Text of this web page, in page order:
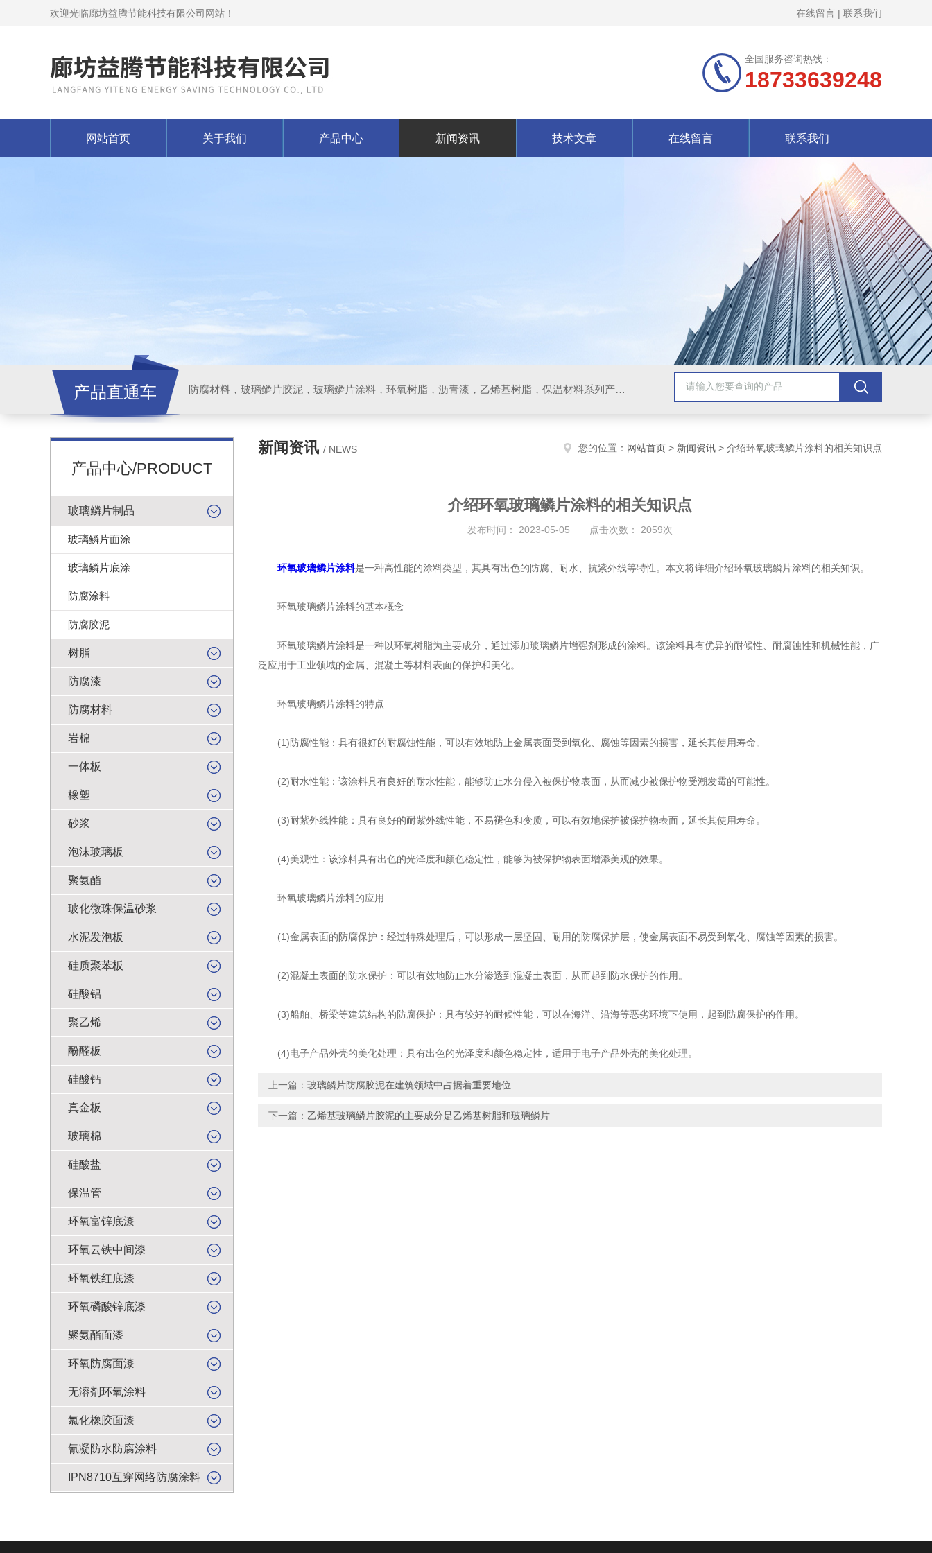
欢迎光临廊坊益腾节能科技有限公司网站！ 在线留言 | 联系我们
全国服务咨询热线：
18733639248
网站首页 关于我们 产品中心 新闻资讯 技术文章 在线留言 联系我们
产品直通车 防腐材料，玻璃鳞片胶泥，玻璃鳞片涂料，环氧树脂，沥青漆，乙烯基树脂，保温材料系列产品。
产品中心/PRODUCT
玻璃鳞片制品
玻璃鳞片面涂
玻璃鳞片底涂
防腐涂料
防腐胶泥
树脂
防腐漆
防腐材料
岩棉
一体板
橡塑
砂浆
泡沫玻璃板
聚氨酯
玻化微珠保温砂浆
水泥发泡板
硅质聚苯板
硅酸铝
聚乙烯
酚醛板
硅酸钙
真金板
玻璃棉
硅酸盐
保温管
环氧富锌底漆
环氧云铁中间漆
环氧铁红底漆
环氧磷酸锌底漆
聚氨酯面漆
环氧防腐面漆
无溶剂环氧涂料
氯化橡胶面漆
氰凝防水防腐涂料
IPN8710互穿网络防腐涂料
新闻资讯 / NEWS 您的位置： 网站首页 > 新闻资讯 > 介绍环氧玻璃鳞片涂料的相关知识点
介绍环氧玻璃鳞片涂料的相关知识点
发布时间： 2023-05-05 点击次数： 2059次
环氧玻璃鳞片涂料是一种高性能的涂料类型，其具有出色的防腐、耐水、抗紫外线等特性。本文将详细介绍环氧玻璃鳞片涂料的相关知识。
环氧玻璃鳞片涂料的基本概念
环氧玻璃鳞片涂料是一种以环氧树脂为主要成分，通过添加玻璃鳞片增强剂形成的涂料。该涂料具有优异的耐候性、耐腐蚀性和机械性能，广
泛应用于工业领域的金属、混凝土等材料表面的保护和美化。
环氧玻璃鳞片涂料的特点
(1)防腐性能：具有很好的耐腐蚀性能，可以有效地防止金属表面受到氧化、腐蚀等因素的损害，延长其使用寿命。
(2)耐水性能：该涂料具有良好的耐水性能，能够防止水分侵入被保护物表面，从而减少被保护物受潮发霉的可能性。
(3)耐紫外线性能：具有良好的耐紫外线性能，不易褪色和变质，可以有效地保护被保护物表面，延长其使用寿命。
(4)美观性：该涂料具有出色的光泽度和颜色稳定性，能够为被保护物表面增添美观的效果。
环氧玻璃鳞片涂料的应用
(1)金属表面的防腐保护：经过特殊处理后，可以形成一层坚固、耐用的防腐保护层，使金属表面不易受到氧化、腐蚀等因素的损害。
(2)混凝土表面的防水保护：可以有效地防止水分渗透到混凝土表面，从而起到防水保护的作用。
(3)船舶、桥梁等建筑结构的防腐保护：具有较好的耐候性能，可以在海洋、沿海等恶劣环境下使用，起到防腐保护的作用。
(4)电子产品外壳的美化处理：具有出色的光泽度和颜色稳定性，适用于电子产品外壳的美化处理。
上一篇： 玻璃鳞片防腐胶泥在建筑领域中占据着重要地位
下一篇： 乙烯基玻璃鳞片胶泥的主要成分是乙烯基树脂和玻璃鳞片